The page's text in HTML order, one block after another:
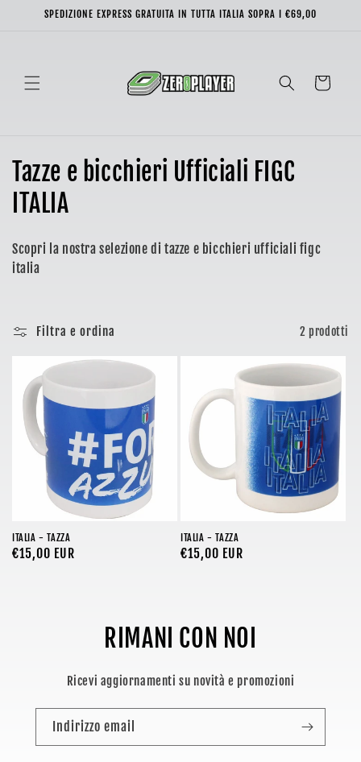
direttamente
SPEDIZIONE EXPRESS GRATUITA IN TUTTA ITALIA SOPRA I €69,00
Carrello
C
o
l
z
o
n
Tazze e bicchieri Ufficiali FIGC
ITALIA
Scopri la nostra selezione di tazze e bicchieri ufficiali figc
italia
Filtra e ordina 2 prodotti
ITALIA - TAZZA
Prezzo
€15,00 EUR
ITALIA - TAZZA
Prezzo
€15,00 EUR
RIMANI CON NOI
Ricevi aggiornamenti su novità e promozioni
Indirizzo email